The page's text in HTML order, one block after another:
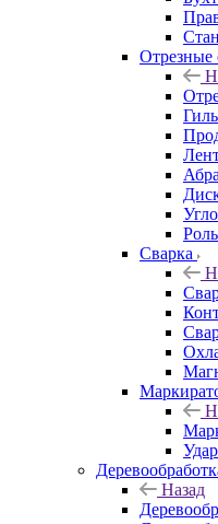
Отрезные
Сварка
Назад